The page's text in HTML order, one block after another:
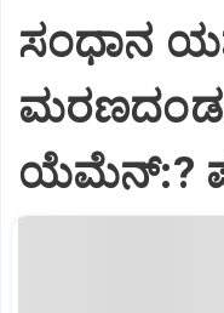
ಸಂಧಾನ
ಯೆಮೆನ್:?